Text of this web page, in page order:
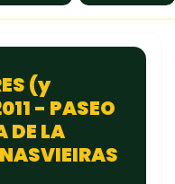
(y
- PASEO
DE LA